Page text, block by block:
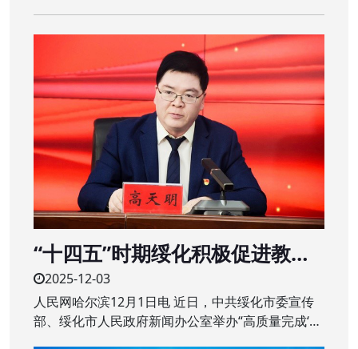
“十四五”时期绥化积极促进教育
质量提升 建设“家门口”的优质学
校
2025-12-03
人民网哈尔滨12月1日电 近日，中共绥化市委宣传
部、绥化市人民政府新闻办公室举办“高质量完成‘十